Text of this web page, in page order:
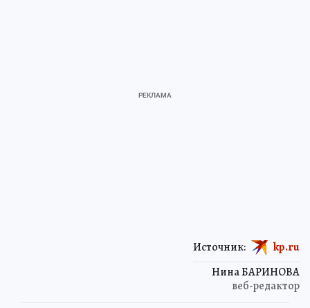
Нина БАРИНОВА
веб-редактор
Источник: kp.ru